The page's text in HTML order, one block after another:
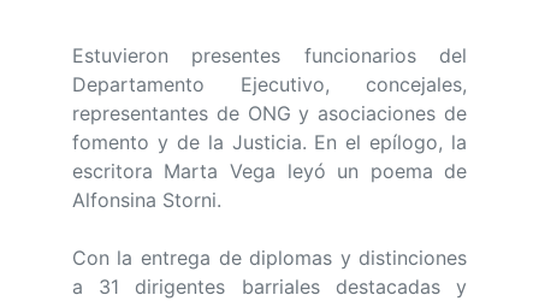
Estuvieron presentes funcionarios del
Departamento Ejecutivo, concejales,
representantes de ONG y asociaciones de
fomento y de la Justicia. En el epílogo, la
escritora Marta Vega leyó un poema de
Alfonsina Storni.
Con la entrega de diplomas y distinciones
a 31 dirigentes barriales destacadas y